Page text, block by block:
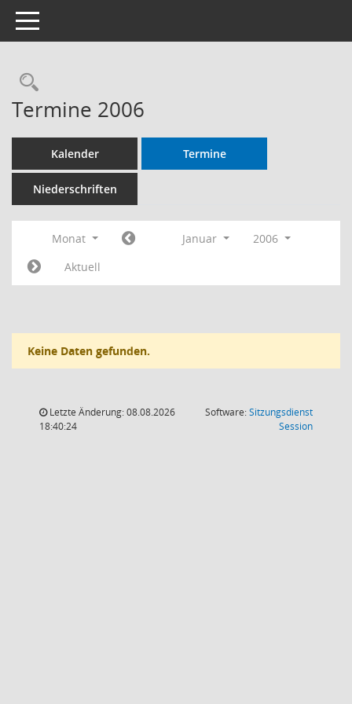
Toggle navigation
Termine 2006
Kalender Termine
Niederschriften
Monat Januar
2006
Aktuell
Keine Daten gefunden.
Letzte Änderung: 08.08.2026
18:40:24
Software:Sitzungsdienst
Session(Wird in